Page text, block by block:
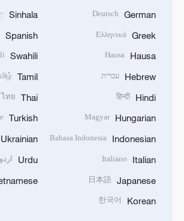
German
Deutsch
Greek
Ελληνικά
Hausa
Hausa
Hebrew עברית
Hindi
हिन्दी
Hungarian
Magyar
Indonesian
Bahasa Indonesia
Italian
Italiano
Japanese
日本語
Korean
한국어
Sinhala
Spanish
Swahili
Tamil
Thai
ไทย
Turkish
Ukrainian
Urdu اردو